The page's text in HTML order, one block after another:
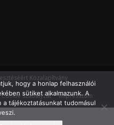
Közalapítvány
Cookie szabályzat Impresszum
hogy a honlap felhasználói
sütiket alkalmazunk. A
a tájékoztatásunkat tudomásul